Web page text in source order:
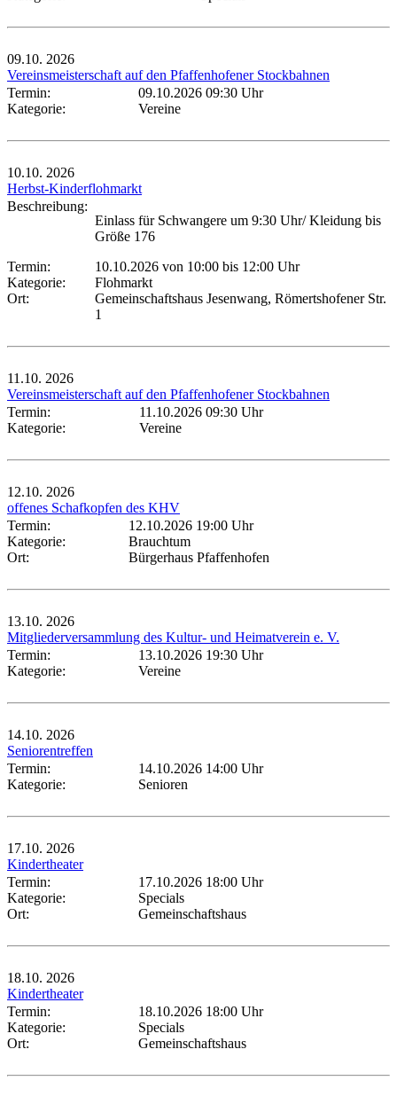
09.10. 2026
Vereinsmeisterschaft auf den Pfaffenhofener Stockbahnen
Termin:
09.10.2026 09:30 Uhr
Kategorie:
Vereine
10.10. 2026
Herbst-Kinderflohmarkt
Beschreibung:
Einlass für Schwangere um 9:30 Uhr/ Kleidung bis
Größe 176
Termin:
10.10.2026 von 10:00 bis 12:00 Uhr
Kategorie:
Flohmarkt
Ort:
Gemeinschaftshaus Jesenwang, Römertshofener Str.
1
11.10. 2026
Vereinsmeisterschaft auf den Pfaffenhofener Stockbahnen
Termin:
11.10.2026 09:30 Uhr
Kategorie:
Vereine
12.10. 2026
offenes Schafkopfen des KHV
Termin:
12.10.2026 19:00 Uhr
Kategorie:
Brauchtum
Ort:
Bürgerhaus Pfaffenhofen
13.10. 2026
Mitgliederversammlung des Kultur- und Heimatverein e. V.
Termin:
13.10.2026 19:30 Uhr
Kategorie:
Vereine
14.10. 2026
Seniorentreffen
Termin:
14.10.2026 14:00 Uhr
Kategorie:
Senioren
17.10. 2026
Kindertheater
Termin:
17.10.2026 18:00 Uhr
Kategorie:
Specials
Ort:
Gemeinschaftshaus
18.10. 2026
Kindertheater
Termin:
18.10.2026 18:00 Uhr
Kategorie:
Specials
Ort:
Gemeinschaftshaus